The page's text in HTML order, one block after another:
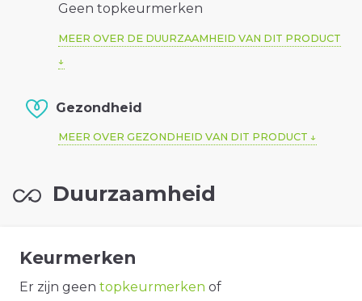
Geen topkeurmerken
MEER OVER DE DUURZAAMHEID VAN DIT PRODUCT
Gezondheid
MEER OVER GEZONDHEID VAN DIT PRODUCT
Duurzaamheid
Keurmerken
Er zijn geen topkeurmerken of